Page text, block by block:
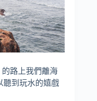
的路上我們離海
聽到玩水的嬉戲